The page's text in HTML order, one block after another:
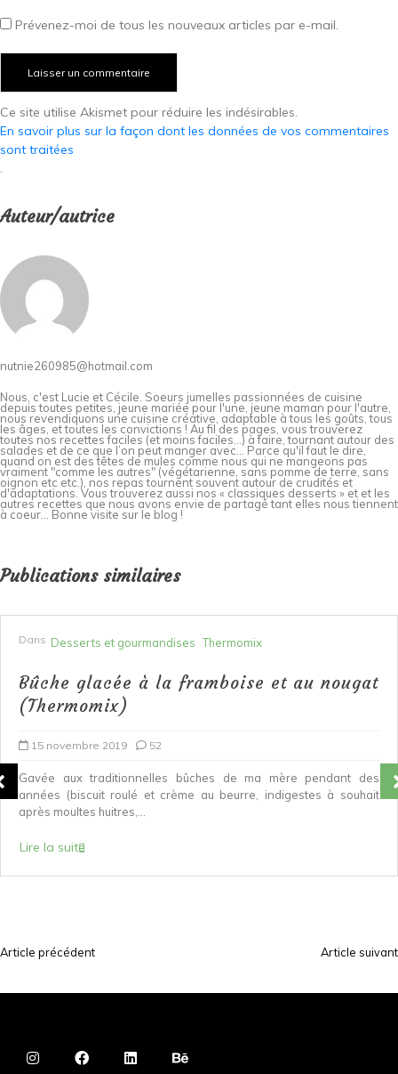
Prévenez-moi de tous les nouveaux articles par e-mail.
Ce site utilise Akismet pour réduire les indésirables.
En savoir plus sur la façon dont les données de vos commentaires
sont traitées
.
Auteur/autrice
nutnie260985@hotmail.com
Nous, c'est Lucie et Cécile. Soeurs jumelles passionnées de cuisine
depuis toutes petites, jeune mariée pour l'une, jeune maman pour l'autre,
nous revendiquons une cuisine créative, adaptable à tous les goûts, tous
les âges, et toutes les convictions ! Au fil des pages, vous trouverez
toutes nos recettes faciles (et moins faciles…) à faire, tournant autour des
salades et de ce que l’on peut manger avec… Parce qu'il faut le dire,
quand on est des têtes de mules comme nous qui ne mangeons pas
vraiment "comme les autres" (végétarienne, sans pomme de terre, sans
oignon etc etc.), nos repas tournent souvent autour de crudités et
d'adaptations. Vous trouverez aussi nos « classiques desserts » et et les
autres recettes que nous avons envie de partagé tant elles nous tiennent
à coeur... Bonne visite sur le blog !
Publications similaires
Dans Desserts et gourmandises Thermomix
Bûche glacée à la framboise et au nougat
(Thermomix)
15 novembre 2019 52
Gavée aux traditionnelles bûches de ma mère pendant des
années (biscuit roulé et crème au beurre, indigestes à souhait
après moultes huitres,...
Lire la suite
N
Article précédent Article suivant